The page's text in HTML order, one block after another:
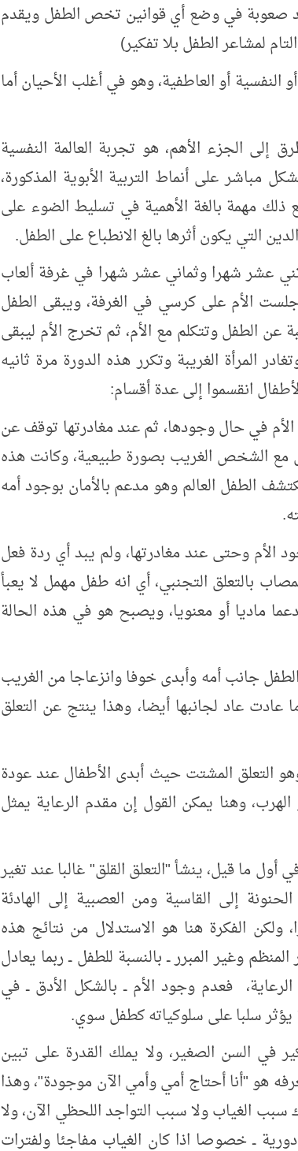
صعوبة في وضع أي قوانين تخص الطفل ويقدم
لمشاعر الطفل بلا تفكير)
أو النفسية أو العاطفية، وهو في أغلب الأحيان أما
إلى الجزء الأهم، هو تجربة العالمة النفسية
مباشر على أنماط التربية الأبوية المذكورة،
مهمة بالغة الأهمية في تسليط الضوء على
التي يكون أثرها بالغ الانطباع على الطفل.
عشر شهرا وثماني عشر شهرا في غرفة ألعاب
الأم على كرسي في الغرفة، ويبقى الطفل
عن الطفل وتتكلم مع الأم، ثم تخرج الأم ليبقى
المرأة الغريبة وتكرر هذه الدورة مرة ثانيه
انقسموا إلى عدة أقسام:
في حال وجودها، ثم عند مغادرتها توقف عن
مع الشخص الغريب بصورة طبيعية، وكانت هذه
الطفل العالم وهو مدعم بالأمان بوجود أمه
وحتى عند مغادرتها، ولم يبد أي ردة فعل
بالتعلق التجنبي، أي انه طفل مهمل لا يعبأ
ماديا أو معنويا، ويصبح هو في هذه الحالة
جانب أمه وأبدى خوفا وانزعاجا من الغريب
عادت عاد لجانبها أيضا، وهذا ينتج عن التعلق
التعلق المشتت حيث أبدى الأطفال عند عودة
الهرب، وهنا يمكن القول إن مقدم الرعاية يمثل
ما قيل، ينشأ "التعلق القلق" غالبا عند تغير
إلى القاسية ومن العصبية إلى الهادئة
ولكن الفكرة هنا هو الاستدلال من نتائج هذه
وغير المبرر ــ بالنسبة للطفل ــ ربما يعادل
فعدم وجود الأم ــ بالشكل الأدق ــ في
سلبا على سلوكياته كطفل سوي.
في السن الصغير، ولا يملك القدرة على تبين
هو "أنا أحتاج أمي وأمي الآن موجودة"، وهذا
الغياب ولا سبب التواجد اللحظي الآن، ولا
ــ خصوصا اذا كان الغياب مفاجئا ولفترات